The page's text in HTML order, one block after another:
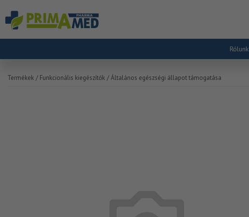
Rólunk
Termékek / Funkcionális kiegészítők / Általános egészségi állapot támogatása